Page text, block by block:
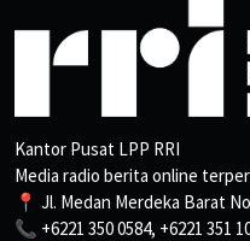
Kantor Pusat LPP RRI
Media radio berita online
📍 Jl. Medan Merdeka Barat
📞 +6221 350 0584, +6221 351